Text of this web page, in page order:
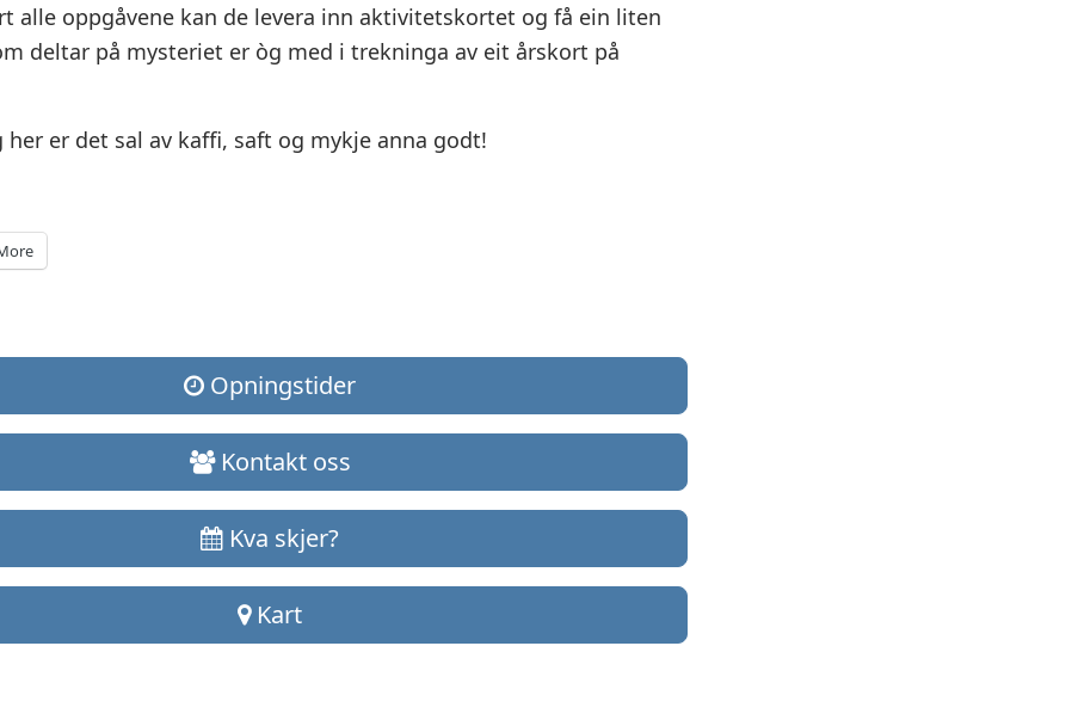
alle oppgåvene kan de levera inn aktivitetskortet og få ein liten
deltar på mysteriet er òg med i trekninga av eit årskort på
her er det sal av kaffi, saft og mykje anna godt!
Opningstider
Kontakt oss
Kva skjer?
Kart